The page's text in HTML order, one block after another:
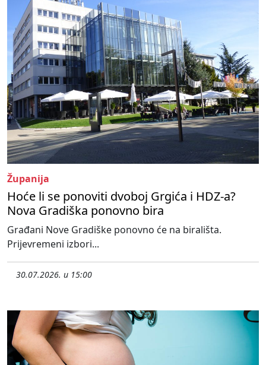
Županija
Hoće li se ponoviti dvoboj Grgića i HDZ-a?
Nova Gradiška ponovno bira
Građani Nove Gradiške ponovno će na birališta.
Prijevremeni izbori...
30.07.2026. u 15:00